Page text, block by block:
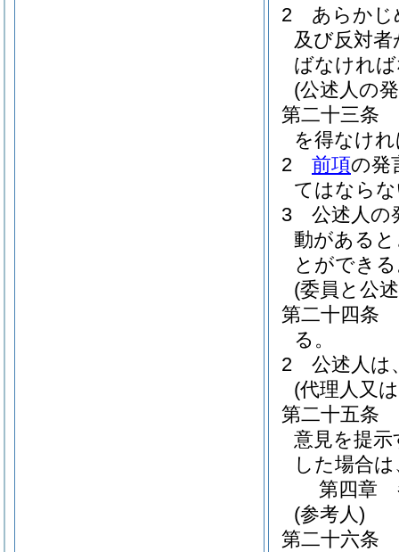
2
あらかじ
及び反対
ばなけれ
(公述人の
第二十三条
を得なけ
2
前項の発
てはなら
3
公述人の
動がある
とができ
(委員と公
第二十四条
る。
2
公述人は
(代理人又
第二十五条
意見を提
した場合
第四章
(参考人)
第二十六条